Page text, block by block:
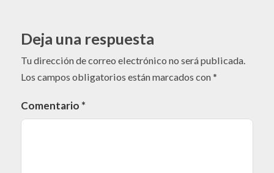
Deja una respuesta
Tu dirección de correo electrónico no será publicada.
Los campos obligatorios están marcados con*
Comentario *